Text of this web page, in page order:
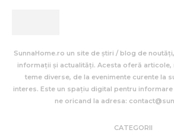
SunnaHome.ro un site de știri / blog de
informații și actualități. Acesta oferă articole,
teme diverse, de la evenimente curente la
interes. Este un spațiu digital pentru
ne oricand la adresa:
CATEGORII